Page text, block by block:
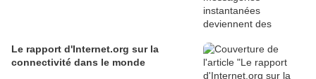
Le rapport d'Internet.org sur la
connectivité dans le monde